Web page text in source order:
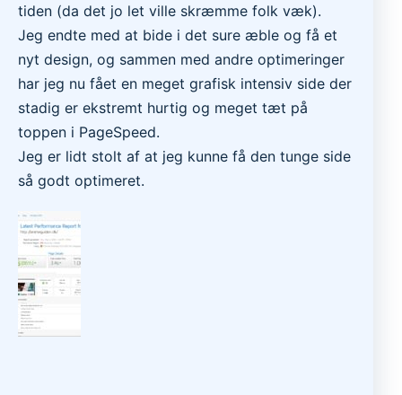
tiden (da det jo let ville skræmme folk væk).
Jeg endte med at bide i det sure æble og få et
nyt design, og sammen med andre optimeringer
har jeg nu fået en meget grafisk intensiv side der
stadig er ekstremt hurtig og meget tæt på
toppen i PageSpeed.
Jeg er lidt stolt af at jeg kunne få den tunge side
så godt optimeret.